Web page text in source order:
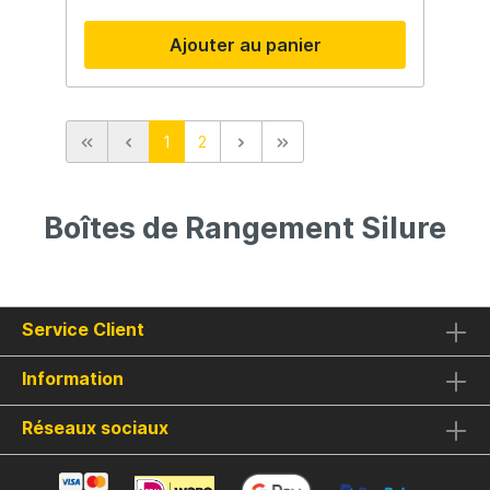
Ajouter au panier
1 2
Boîtes de Rangement Silure
Service Client
Information
Réseaux sociaux